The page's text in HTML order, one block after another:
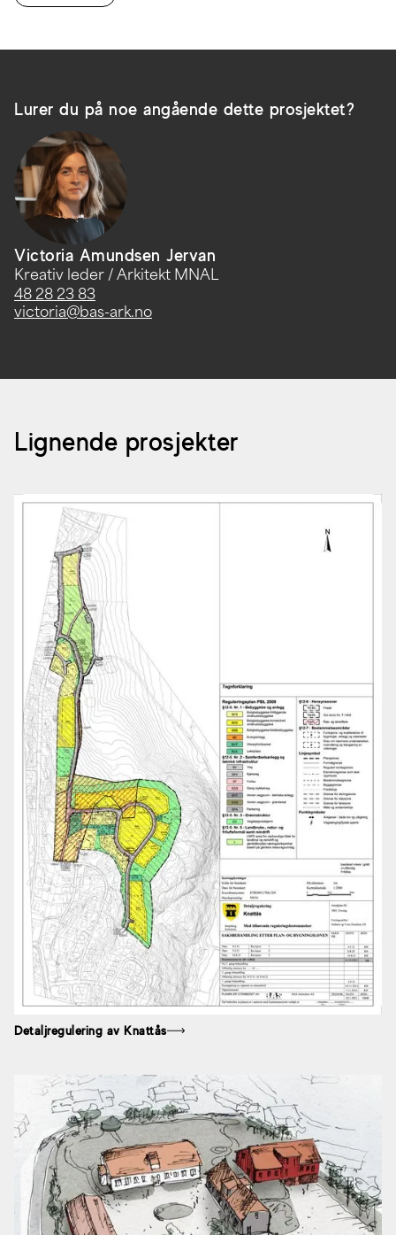
Lurer du på noe angående dette prosjektet?
Victoria Amundsen Jervan
Kreativ leder / Arkitekt MNAL
48 28 23 83
victoria@bas-ark.no
Lignende prosjekter
Detaljregulering av Knattås